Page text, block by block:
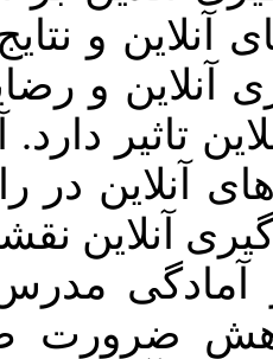
آنلاین
از دوره‌های
یادگیری
بین ادارک
میانجی دارد.
جهت تدریس
و پیاده